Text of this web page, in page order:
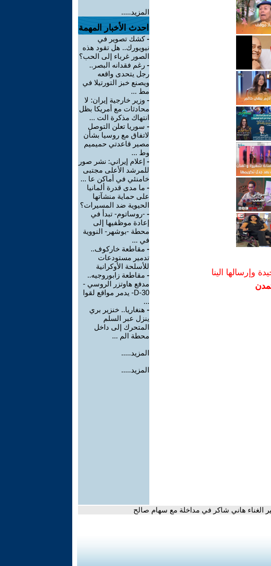
وإرسالها الينا
المزيد.....
احدث الأخبار المهمة
-كشك تصوير في
نيويورك.. هل تقود هذه
الصور غرباء إلى الحب؟
- رغم فقدانه البصر..
رجل يتحدى واقعه
ويصنع خبز التورتيلا في
مط ...
- وزير خارجية إيران: لا
محادثات مع أمريكا بظل
انتهاك مذكرة الت ...
- سوريا تعلن التوصل
لاتفاق مع روسيا بشأن
مصير قاعدتي حميميم
وط ...
- إعلام إيراني: نشر صور
للمرشد الأعلى مجتبى
خامنئي في أماكن عا ...
- ما مدى قدرة ألمانيا
على حماية منشآتها
الحيوية ضد المسيرات؟
- -روساتوم- تبدأ في
إعادة موظفيها إلى
محطة -بوشهر- النووية
في ...
- مقاطعة خاركوف..
تدمير مستودعات
للأسلحة الأوكرانية
- مقاطعة زابوروجيه..
مدفع هاوتزر الروسي -
D-30- يدمر مواقع لقوا
...
- هنغاريا.. خنزير بري
ينزل عبر السلم
المتحرك إلى داخل
محطة الم ...
المزيد.....
المزيد.....
الغناء هاني شاكر في مداخلة مع سهام صالح